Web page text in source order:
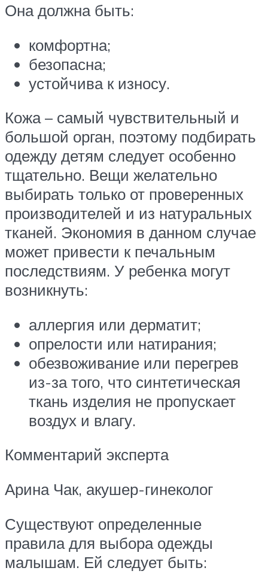
Она должна быть:
комфортна;
безопасна;
устойчива к износу.
Кожа – самый чувствительный и
большой орган, поэтому подбирать
одежду детям следует особенно
тщательно. Вещи желательно
выбирать только от проверенных
производителей и из натуральных
тканей. Экономия в данном случае
может привести к печальным
последствиям. У ребенка могут
возникнуть:
аллергия или дерматит;
опрелости или натирания;
обезвоживание или перегрев
из-за того, что синтетическая
ткань изделия не пропускает
воздух и влагу.
Комментарий эксперта
Арина Чак, акушер-гинеколог
Существуют определенные
правила для выбора одежды
малышам. Ей следует быть: